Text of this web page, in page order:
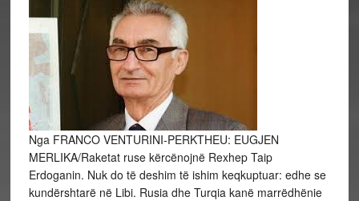
Nga FRANCO VENTURINI-PERKTHEU: EUGJEN
MERLIKA/Raketat ruse kërcënojnë Rexhep Taip
Erdoganin. Nuk do të deshim të ishim keqkuptuar: edhe se
kundërshtarë në Libi. Rusia dhe Turqia kanë marrëdhënie